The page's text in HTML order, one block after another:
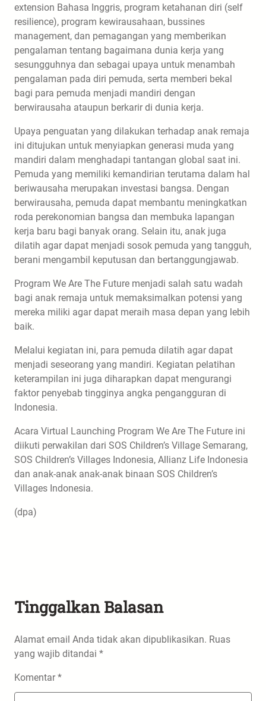
extension Bahasa Inggris, program ketahanan diri (self
resilience), program kewirausahaan, bussines
management, dan pemagangan yang memberikan
pengalaman tentang bagaimana dunia kerja yang
sesungguhnya dan sebagai upaya untuk menambah
pengalaman pada diri pemuda, serta memberi bekal
bagi para pemuda menjadi mandiri dengan
berwirausaha ataupun berkarir di dunia kerja.
Upaya penguatan yang dilakukan terhadap anak remaja
ini ditujukan untuk menyiapkan generasi muda yang
mandiri dalam menghadapi tantangan global saat ini.
Pemuda yang memiliki kemandirian terutama dalam hal
beriwausaha merupakan investasi bangsa. Dengan
berwirausaha, pemuda dapat membantu meningkatkan
roda perekonomian bangsa dan membuka lapangan
kerja baru bagi banyak orang. Selain itu, anak juga
dilatih agar dapat menjadi sosok pemuda yang tangguh,
berani mengambil keputusan dan bertanggungjawab.
Program We Are The Future menjadi salah satu wadah
bagi anak remaja untuk memaksimalkan potensi yang
mereka miliki agar dapat meraih masa depan yang lebih
baik.
Melalui kegiatan ini, para pemuda dilatih agar dapat
menjadi seseorang yang mandiri. Kegiatan pelatihan
keterampilan ini juga diharapkan dapat mengurangi
faktor penyebab tingginya angka pengangguran di
Indonesia.
Acara Virtual Launching Program We Are The Future ini
diikuti perwakilan dari SOS Children’s Village Semarang,
SOS Children’s Villages Indonesia, Allianz Life Indonesia
dan anak-anak anak-anak binaan SOS Children’s
Villages Indonesia.
(dpa)
Tinggalkan Balasan
Alamat email Anda tidak akan dipublikasikan. Ruas
yang wajib ditandai *
Komentar*